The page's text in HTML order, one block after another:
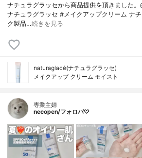
ナチュラグラッセから商品提供を頂きました
ナチュラグラッセ #メイクアップクリーム ナ
ク製品…続きを見る
naturaglacé(ナチュラグラッセ)
メイクアップ クリーム モイスト
専業主婦
necopen/フォロバ♡